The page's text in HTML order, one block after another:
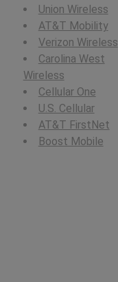
Union Wireless
AT&T Mobility
Verizon Wireless
Carolina West
Wireless
Cellular One
U.S. Cellular
AT&T FirstNet
Boost Mobile